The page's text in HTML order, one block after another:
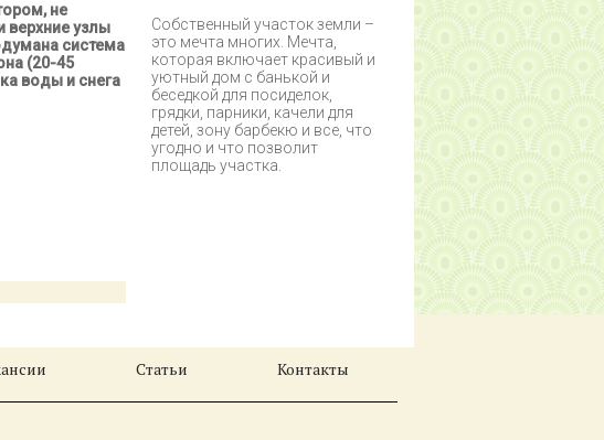
не
верхние узлы
система
(20-45
воды и снега
Собственный участок земли –
это мечта многих. Мечта,
которая включает красивый и
уютный дом с банькой и
беседкой для посиделок,
грядки, парники, качели для
детей, зону барбекю и все, что
угодно и что позволит
площадь участка.
Статьи Контакты